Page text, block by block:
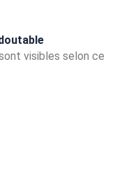
visibles selon ce